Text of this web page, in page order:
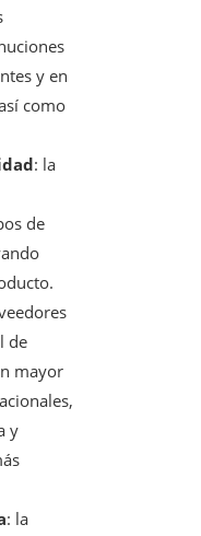
y en
como
: la
de
de
mayor
y
: la